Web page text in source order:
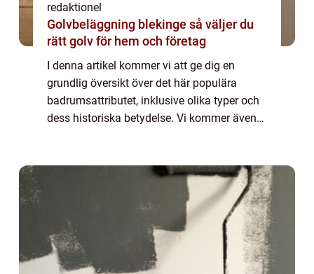
redaktionel
Golvbeläggning blekinge så väljer du
rätt golv för hem och företag
I denna artikel kommer vi att ge dig en
grundlig översikt över det här populära
badrumsattributet, inklusive olika typer och
dess historiska betydelse. Vi kommer även